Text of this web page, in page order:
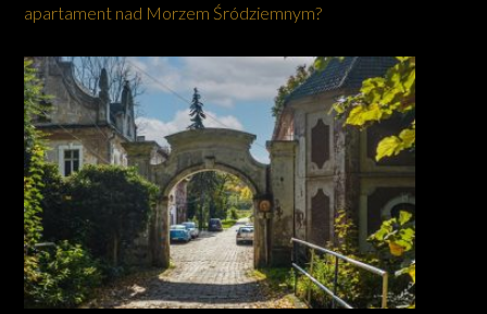
apartament nad Morzem Śródziemnym?